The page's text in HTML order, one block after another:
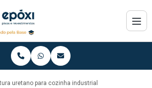
uretano para cozinha industrial